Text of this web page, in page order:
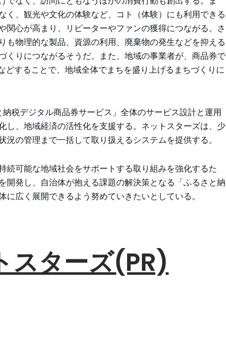
く、観光や文化の体験など、コト（体験）にも利用できる
関心が高まり、リピーターやファンの獲得につながる。さ
も物理的な製品、資源の利用、廃棄物の発生などを抑える
くりにつながるそうだ。また、地域の事業者が、商品券で
どすることで、地域全体でまちを盛り上げるまちづくりに
税デジタル商品券サービス」全体のサービス設計と運用
し、地域経済の活性化を支援する。ネットスターズは、少
の管理まで一括して取り扱えるシステムを提供する。
続可能な地域社会をサポートする取り組みを強化するた
開発し、自治体が抱える課題の解決策となる「ふるさと納
広く展開できるよう努めていきたいとしている。
スターズ(PR)